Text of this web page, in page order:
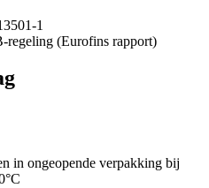
1
regeling (Eurofins rapport)
in ongeopende verpakking bij